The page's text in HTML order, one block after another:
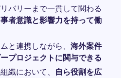
バリーまで一貫して関わる
者意識と影響力を持って働
と連携しながら、 海外案件
プロジェクトに関与できる
織において、
自ら役割を広